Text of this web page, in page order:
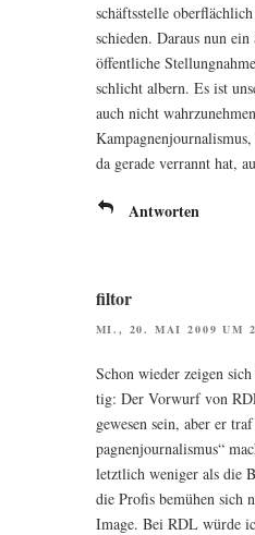
schäfts­stel­le
schie­den. Dar­aus nun
öffent­li­che
schlicht albern. Es ist
auch nicht
da gera­de ver­rannt hat,
Antworten
filtor
MI., 20. MAI 2009 UM
Schon wie­der zei­gen
tig: Der Vor­wurf von
gewe­sen sein, aber er
pa­gnen­jour­na­lis­mus“
letzt­lich weni­ger als die
die Pro­fis bemü­hen sich
Image. Bei RDL wür­de